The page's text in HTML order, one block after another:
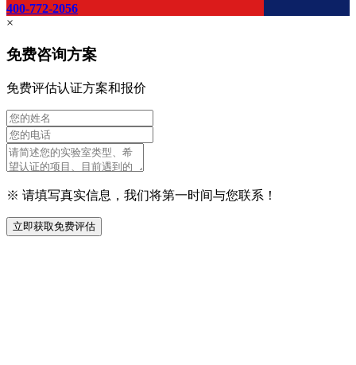
400-772-2056
×
免费咨询方案
免费评估认证方案和报价
※ 请填写真实信息，我们将第一时间与您联系！
立即获取免费评估